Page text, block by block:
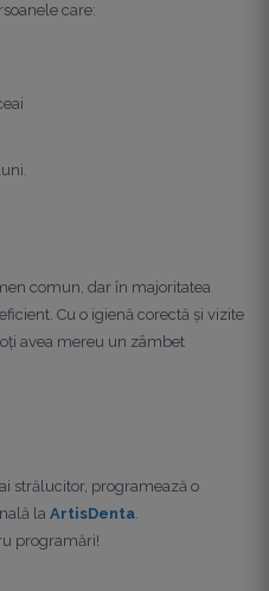
care:
comun, dar în majoritatea
Cu o igienă corectă și vizite
avea mereu un zâmbet
strălucitor, programează o
la ArtisDenta.
programări!